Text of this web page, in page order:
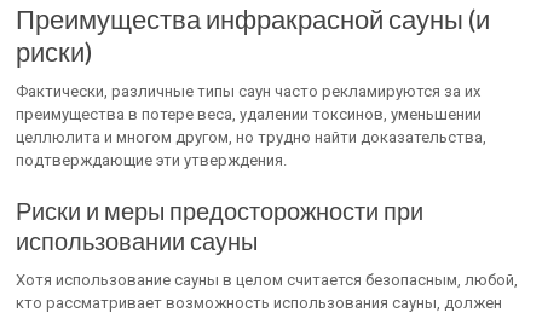
Преимущества инфракрасной сауны (и
риски)
Фактически, различные типы саун часто рекламируются за их
преимущества в потере веса, удалении токсинов, уменьшении
целлюлита и многом другом, но трудно найти доказательства,
подтверждающие эти утверждения.
Риски и меры предосторожности при
использовании сауны
Хотя использование сауны в целом считается безопасным, любой,
кто рассматривает возможность использования сауны, должен